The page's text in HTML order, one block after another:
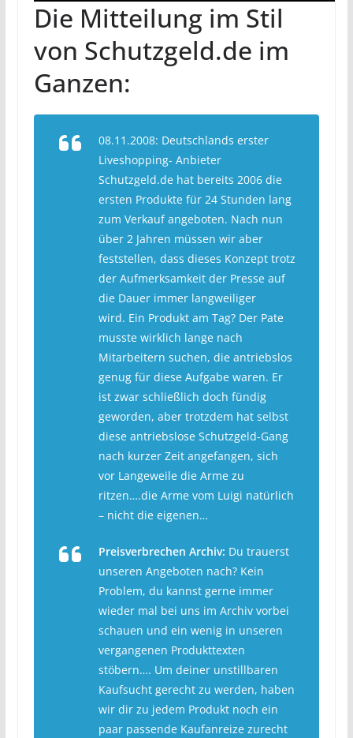
Die Mitteilung im Stil
von Schutzgeld.de im
Ganzen:
08.11.2008: Deutschlands erster
Liveshopping- Anbieter
Schutzgeld.de hat bereits 2006 die
ersten Produkte für 24 Stunden lang
zum Verkauf angeboten. Nach nun
über 2 Jahren müssen wir aber
feststellen, dass dieses Konzept trotz
der Aufmerksamkeit der Presse auf
die Dauer immer langweiliger
wird. Ein Produkt am Tag? Der Pate
musste wirklich lange nach
Mitarbeitern suchen, die antriebslos
genug für diese Aufgabe waren. Er
ist zwar schließlich doch fündig
geworden, aber trotzdem hat selbst
diese antriebslose Schutzgeld-Gang
nach kurzer Zeit angefangen, sich
vor Langeweile die Arme zu
ritzen….die Arme vom Luigi natürlich
– nicht die eigenen…
Preisverbrechen Archiv: Du trauerst
unseren Angeboten nach? Kein
Problem, du kannst gerne immer
wieder mal bei uns im Archiv vorbei
schauen und ein wenig in unseren
vergangenen Produkttexten
stöbern…. Um deiner unstillbaren
Kaufsucht gerecht zu werden, haben
wir dir zu jedem Produkt noch ein
paar passende Kaufanreize zurecht